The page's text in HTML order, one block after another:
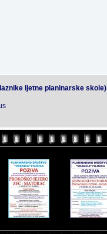
ljetne planinarske skole)